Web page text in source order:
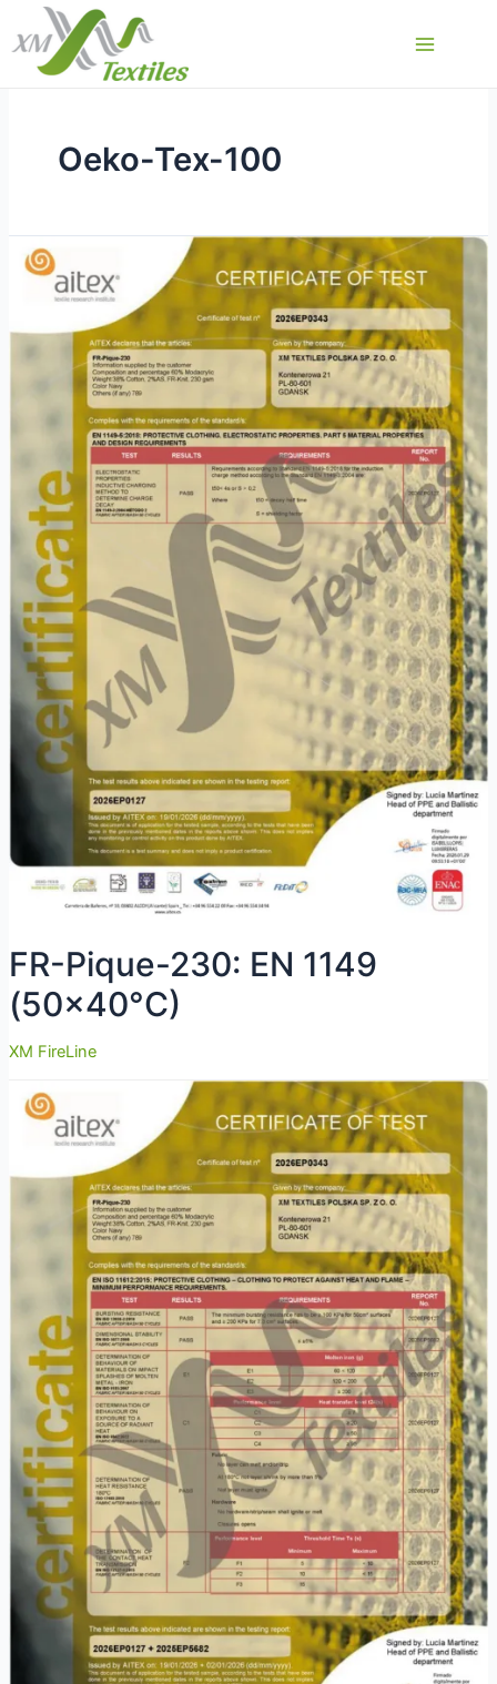
contenido
Oeko-Tex-100
FR-Pique-230: EN 1149
(50×40°C)
XM FireLine